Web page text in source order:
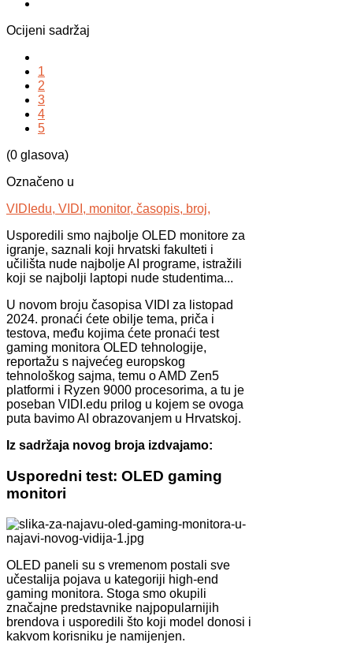
Ocijeni sadržaj
1
2
3
4
5
(0 glasova)
Označeno u
VIDIedu, VIDI, monitor, časopis, broj,
Usporedili smo najbolje OLED monitore za
igranje, saznali koji hrvatski fakulteti i
učilišta nude najbolje AI programe, istražili
koji se najbolji laptopi nude studentima...
U novom broju časopisa VIDI za listopad
2024. pronaći ćete obilje tema, priča i
testova, među kojima ćete pronaći test
gaming monitora OLED tehnologije,
reportažu s najvećeg europskog
tehnološkog sajma, temu o AMD Zen5
platformi i Ryzen 9000 procesorima, a tu je
poseban VIDI.edu prilog u kojem se ovoga
puta bavimo AI obrazovanjem u Hrvatskoj.
Iz sadržaja novog broja izdvajamo:
Usporedni test: OLED gaming
monitori
OLED paneli su s vremenom postali sve
učestalija pojava u kategoriji high-end
gaming monitora. Stoga smo okupili
značajne predstavnike najpopularnijih
brendova i usporedili što koji model donosi i
kakvom korisniku je namijenjen.